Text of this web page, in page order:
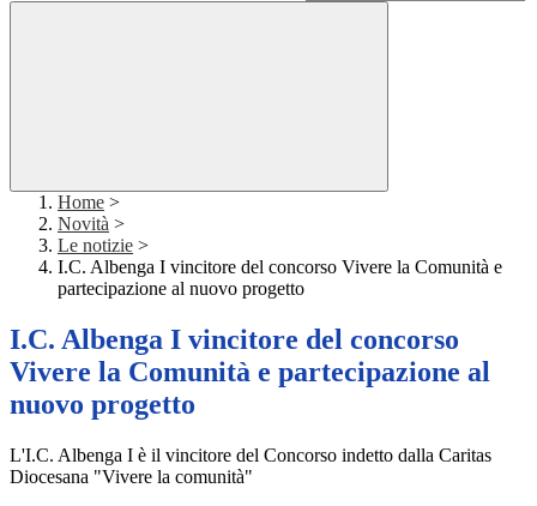
Home >
Novità >
Le notizie >
I.C. Albenga I vincitore del concorso Vivere la Comunità e
partecipazione al nuovo progetto
I.C. Albenga I vincitore del concorso
Vivere la Comunità e partecipazione al
nuovo progetto
L'I.C. Albenga I è il vincitore del Concorso indetto dalla Caritas
Diocesana "Vivere la comunità"